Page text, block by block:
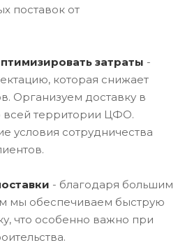
поставок от
затраты -
которая снижает
Организуем доставку в
всей территории ЦФО.
условия сотрудничества
- благодаря большим
мы обеспечиваем быструю
что особенно важно при